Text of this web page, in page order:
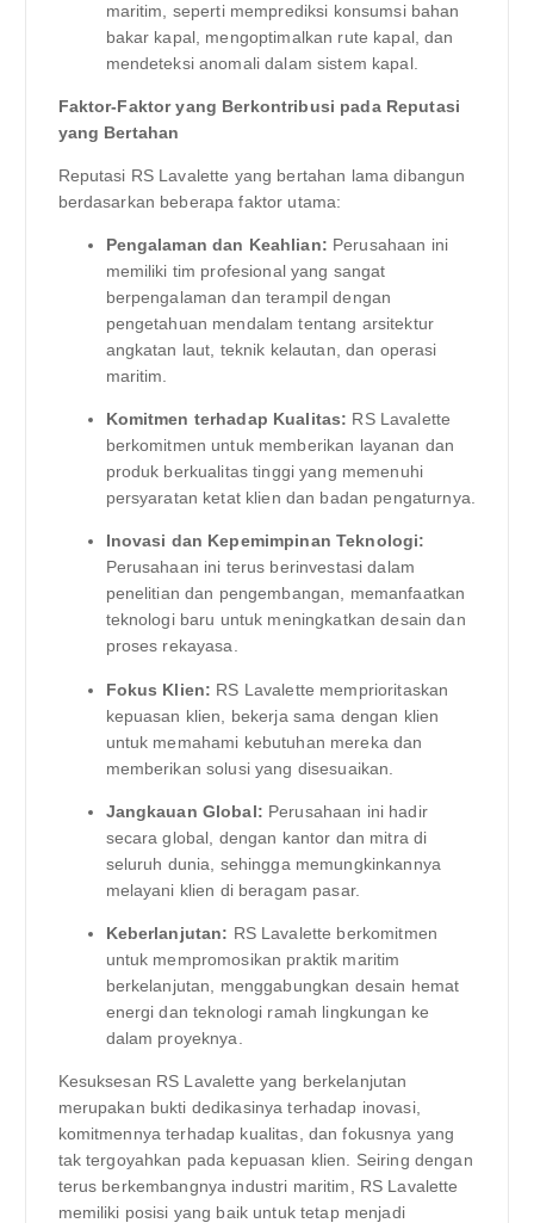
maritim, seperti memprediksi konsumsi bahan
bakar kapal, mengoptimalkan rute kapal, dan
mendeteksi anomali dalam sistem kapal.
Faktor-Faktor yang Berkontribusi pada Reputasi
yang Bertahan
Reputasi RS Lavalette yang bertahan lama dibangun
berdasarkan beberapa faktor utama:
Pengalaman dan Keahlian: Perusahaan ini
memiliki tim profesional yang sangat
berpengalaman dan terampil dengan
pengetahuan mendalam tentang arsitektur
angkatan laut, teknik kelautan, dan operasi
maritim.
Komitmen terhadap Kualitas: RS Lavalette
berkomitmen untuk memberikan layanan dan
produk berkualitas tinggi yang memenuhi
persyaratan ketat klien dan badan pengaturnya.
Inovasi dan Kepemimpinan Teknologi:
Perusahaan ini terus berinvestasi dalam
penelitian dan pengembangan, memanfaatkan
teknologi baru untuk meningkatkan desain dan
proses rekayasa.
Fokus Klien: RS Lavalette memprioritaskan
kepuasan klien, bekerja sama dengan klien
untuk memahami kebutuhan mereka dan
memberikan solusi yang disesuaikan.
Jangkauan Global: Perusahaan ini hadir
secara global, dengan kantor dan mitra di
seluruh dunia, sehingga memungkinkannya
melayani klien di beragam pasar.
Keberlanjutan: RS Lavalette berkomitmen
untuk mempromosikan praktik maritim
berkelanjutan, menggabungkan desain hemat
energi dan teknologi ramah lingkungan ke
dalam proyeknya.
Kesuksesan RS Lavalette yang berkelanjutan
merupakan bukti dedikasinya terhadap inovasi,
komitmennya terhadap kualitas, dan fokusnya yang
tak tergoyahkan pada kepuasan klien. Seiring dengan
terus berkembangnya industri maritim, RS Lavalette
memiliki posisi yang baik untuk tetap menjadi